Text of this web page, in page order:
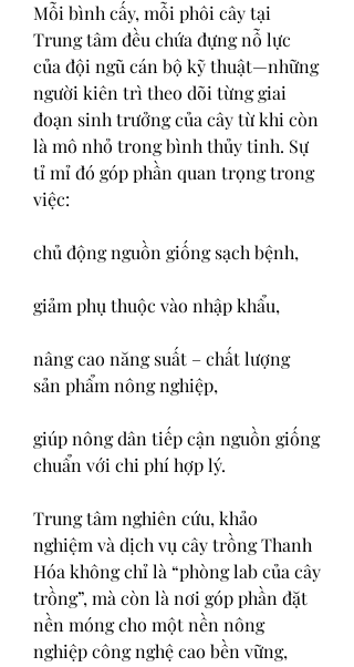
Mỗi bình cấy, mỗi phôi cây tại
Trung tâm đều chứa đựng nỗ lực
của đội ngũ cán bộ kỹ thuật—những
người kiên trì theo dõi từng giai
đoạn sinh trưởng của cây từ khi còn
là mô nhỏ trong bình thủy tinh. Sự
tỉ mỉ đó góp phần quan trọng trong
việc:
chủ động nguồn giống sạch bệnh,
giảm phụ thuộc vào nhập khẩu,
nâng cao năng suất – chất lượng
sản phẩm nông nghiệp,
giúp nông dân tiếp cận nguồn giống
chuẩn với chi phí hợp lý.
Trung tâm nghiên cứu, khảo
nghiệm và dịch vụ cây trồng Thanh
Hóa không chỉ là “phòng lab của cây
trồng”, mà còn là nơi góp phần đặt
nền móng cho một nền nông
nghiệp công nghệ cao bền vững,